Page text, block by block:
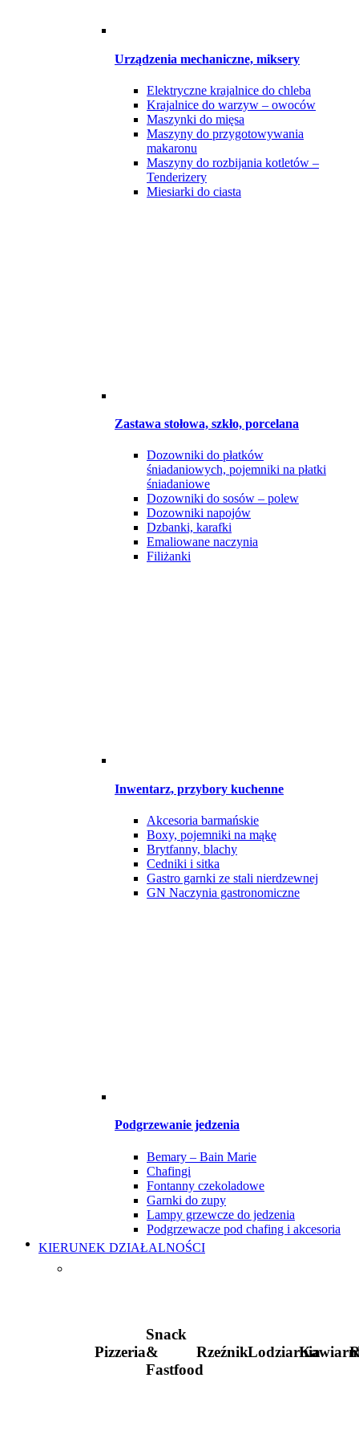
Urządzenia mechaniczne, miksery
Elektryczne krajalnice do chleba
Krajalnice do warzyw – owoców
Maszynki do mięsa
Maszyny do przygotowywania
makaronu
Maszyny do rozbijania kotletów –
Tenderizery
Miesiarki do ciasta
Zastawa stołowa, szkło, porcelana
Dozowniki do płatków
śniadaniowych, pojemniki na płatki
śniadaniowe
Dozowniki do sosów – polew
Dozowniki napojów
Dzbanki, karafki
Emaliowane naczynia
Filiżanki
Inwentarz, przybory kuchenne
Akcesoria barmańskie
Boxy, pojemniki na mąkę
Brytfanny, blachy
Cedniki i sitka
Gastro garnki ze stali nierdzewnej
GN Naczynia gastronomiczne
Podgrzewanie jedzenia
Bemary – Bain Marie
Chafingi
Fontanny czekoladowe
Garnki do zupy
Lampy grzewcze do jedzenia
Podgrzewacze pod chafing i akcesoria
KIERUNEK DZIAŁALNOŚCI
Pizzeria
Snack
&
Fastfood
RzeźnikLodziarnia